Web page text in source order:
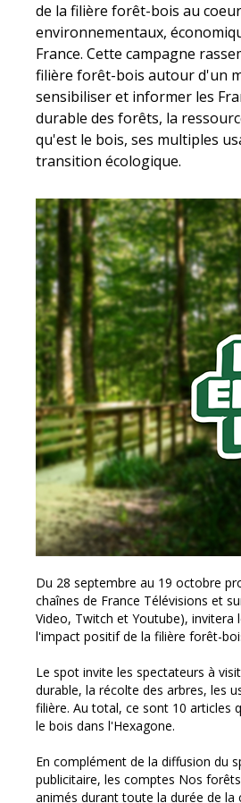
de la filière forêt-bois au
environnementaux,
France. Cette campagne
filière forêt-bois autour d'un
sensibiliser et informer les
durable des forêts, la
qu'est le bois, ses multiples
transition écologique.
Du 28 septembre au 19 octobre
chaînes de France Télévisions et
Video, Twitch et Youtube),
l'impact positif de la filière forêt-
Le spot invite les spectateurs à
durable, la récolte des arbres, les
filière. Au total, ce sont 10 articles
le bois dans l'Hexagone.
En complément de la diffusion du
publicitaire, les comptes Nos
animés durant toute la durée de